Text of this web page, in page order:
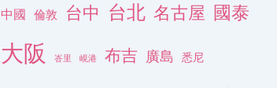
中國 倫敦 台中 台北 名古屋 國泰
大阪 峇里 峴港 布吉 廣島 悉尼